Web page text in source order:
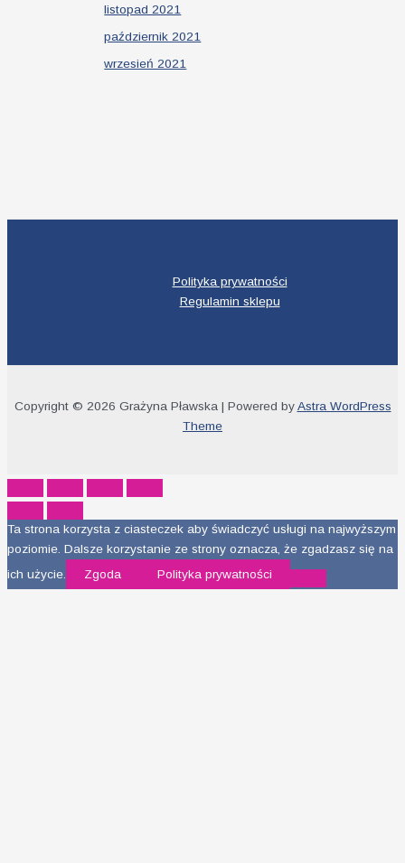
listopad 2021
październik 2021
wrzesień 2021
Polityka prywatności
Regulamin sklepu
Copyright © 2026 Grażyna Pławska | Powered by Astra WordPress
Theme
Ta strona korzysta z ciasteczek aby świadczyć usługi na najwyższym
poziomie. Dalsze korzystanie ze strony oznacza, że zgadzasz się na
ich użycie.
Zgoda Polityka prywatności